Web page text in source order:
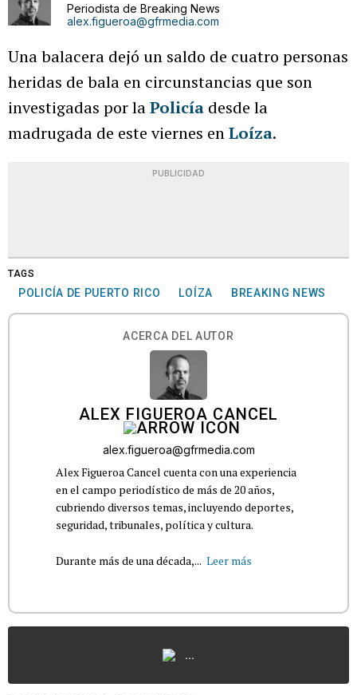
Periodista de Breaking News
alex.figueroa@gfrmedia.com
Una balacera dejó un saldo de cuatro personas
heridas de bala en circunstancias que son
investigadas por laPolicía desde la
madrugada de este viernes enLoíza.
PUBLICIDAD
TAGS
POLICÍA DE PUERTO RICO LOÍZA BREAKING NEWS
ACERCA DEL AUTOR
ALEX FIGUEROA CANCEL
alex.figueroa@gfrmedia.com
Alex Figueroa Cancel cuenta con una experiencia
en el campo periodístico de más de 20 años,
cubriendo diversos temas, incluyendo deportes,
seguridad, tribunales, política y cultura.
Durante más de una década,... Leer más
...